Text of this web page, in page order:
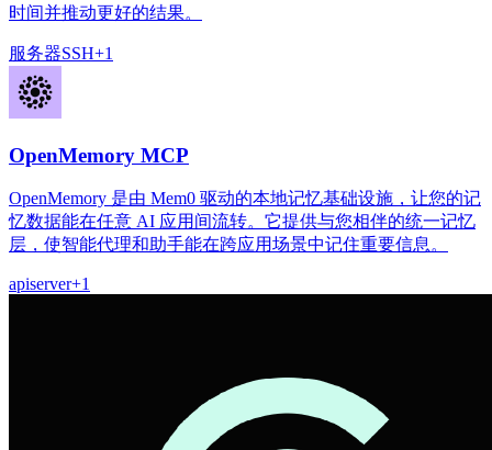
时间并推动更好的结果。
服务器SSH+1
OpenMemory MCP
OpenMemory 是由 Mem0 驱动的本地记忆基础设施，让您的记
忆数据能在任意 AI 应用间流转。它提供与您相伴的统一记忆
层，使智能代理和助手能在跨应用场景中记住重要信息。
apiserver+1